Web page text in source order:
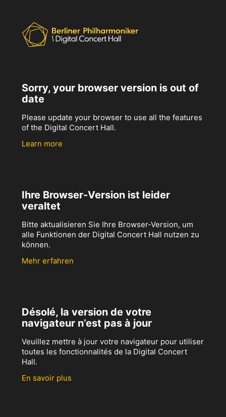
Sorry, your browser version is out of
date
Please update your browser to use all the features
of the Digital Concert Hall.
Learn more
Ihre Browser-Version ist leider
veraltet
Bitte aktualisieren Sie Ihre Browser-Version, um
alle Funktionen der Digital Concert Hall nutzen zu
können.
Mehr erfahren
Désolé, la version de votre
navigateur n’est pas à jour
Veuillez mettre à jour votre navigateur pour utiliser
toutes les fonctionnalités de la Digital Concert
Hall.
En savoir plus